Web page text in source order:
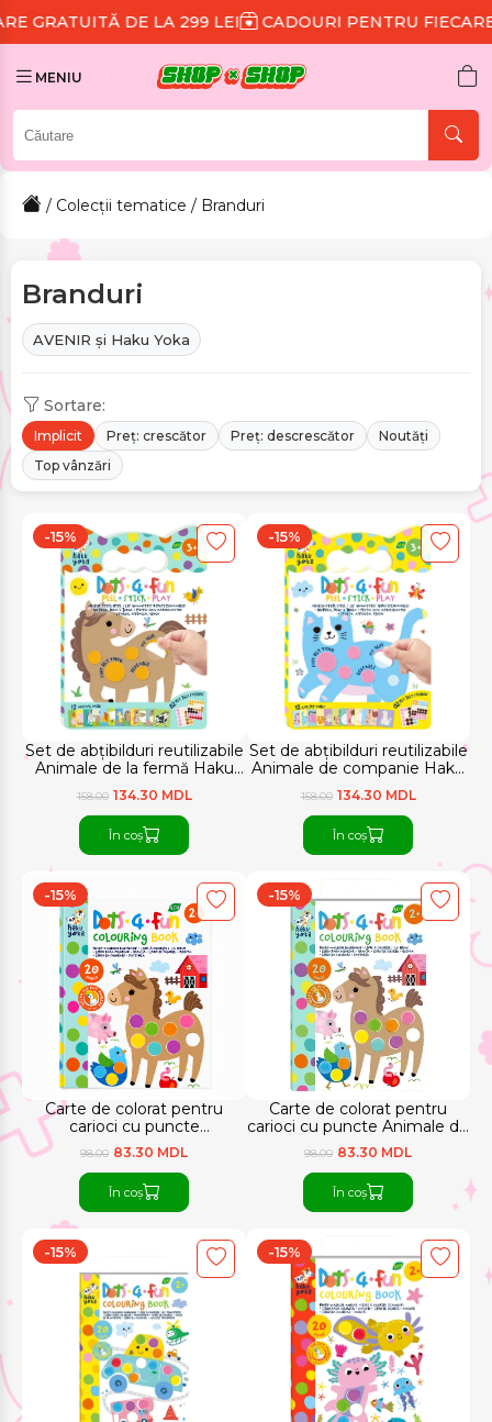
LA 299 LEI CADOURI PENTRU FIECARE COMANDĂ
MENIU
/ Colecții tematice / Branduri
Branduri
AVENIR și Haku Yoka
Sortare:
Implicit Preț: crescător Preț: descrescător
Noutăți
Top vânzări
Set de abțibilduri reutilizabile
Animale de la fermă Haku
Yoka
-15%
158.00 134.30 MDL
În coș
Set de abțibilduri reutilizabile
Animale de companie Haku
Yoka
-15%
158.00 134.30 MDL
În coș
Carte de colorat pentru
carioci cu puncte
Sărbătoarea bunătăților Haku
Yoka
-15%
98.00 83.30 MDL
În coș
Carte de colorat pentru
carioci cu puncte Animale de
la fermă Haku Yoka
-15%
98.00 83.30 MDL
În coș
-15% -15%